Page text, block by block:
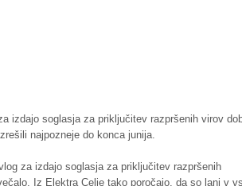
izdajo soglasja za priključitev razpršenih virov
najpozneje do konca junija.
za izdajo soglasja za priključitev razpršenih
Iz Elektra Celje tako poročajo, da so lani v